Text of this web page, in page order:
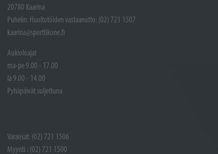
20780 Kaarina
Puhelin: Huoltotöiden vastaanotto: (02) 721 1507
kaarina@sporttikone.fi
Aukioloajat
ma-pe 9.00 - 17.00
la 9.00 - 14.00
Pyhäpäivät suljettuna
Varaosat: (02) 721 1506
Myynti : (02) 721 1500